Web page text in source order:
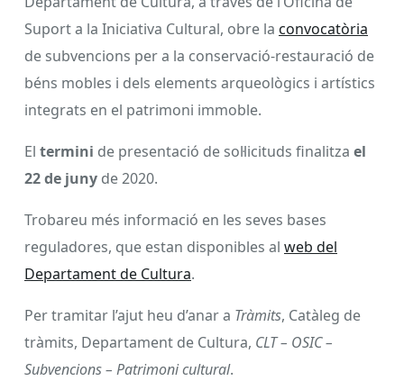
Suport a la Iniciativa Cultural, obre la convocatòria
de subvencions per a la conservació-restauració de
béns mobles i dels elements arqueològics i artístics
integrats en el patrimoni immoble.
El termini de presentació de sol·licituds finalitza el
22 de juny de 2020.
Trobareu més informació en les seves bases
reguladores, que estan disponibles al web del
Departament de Cultura.
Per tramitar l’ajut heu d’anar a Tràmits, Catàleg de
tràmits, Departament de Cultura, CLT – OSIC –
Subvencions – Patrimoni cultural.